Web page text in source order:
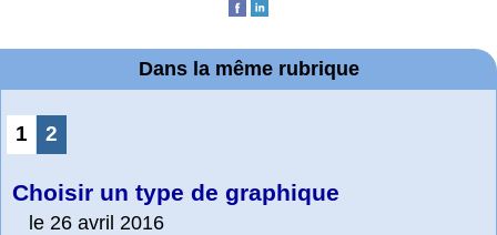
Dans la même rubrique
1 2
Choisir un type de graphique
le 26 avril 2016